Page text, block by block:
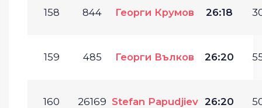
158 844 Георги Крумов 26:18
159 485 Георги Вълков 26:20
160 26169 Stefan Papudjiev 26:20